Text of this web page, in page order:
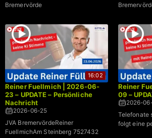
Bremervörde
16:02
Reiner Fuellmich | 2026-06-
23 – UPDATE – Persönliche
Nachricht
2026-06-25
JVA BremervördeReiner
FuellmichAm Steinberg 7527432
Reiner
09 –
2026-
Telefonate
folgt eine